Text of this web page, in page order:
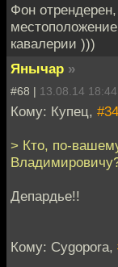
Фон
кавалерии )))
Янычар »
#68 | 13.08.14 18:44
Кому: Купец, #34
> Кто, по-
Депардье!!
Кому: Cygopora,